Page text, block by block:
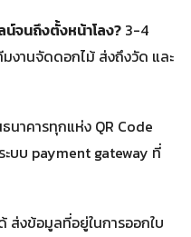
น์จนถึงตั้งหน้าโลง? 3-4
งานจัดดอกไม้ ส่งถึงวัด และ
นาคารทุกแห่ง QR Code
บบ payment gateway ที่
ส่งข้อมูลที่อยู่ในการออกใบ